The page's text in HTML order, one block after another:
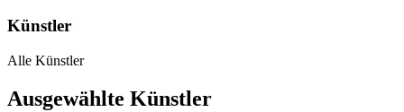
Künstler
Alle Künstler
Ausgewählte Künstler